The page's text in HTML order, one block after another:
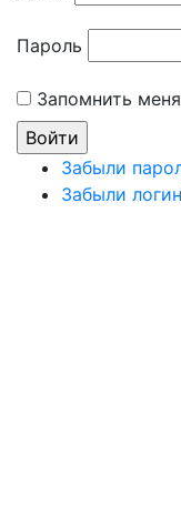
Пароль
Запомнить меня
Забыли
Забыли